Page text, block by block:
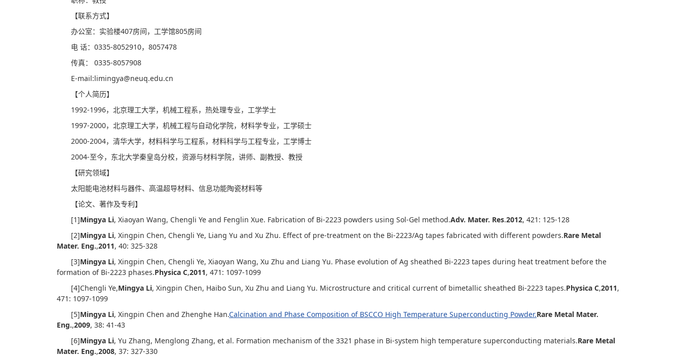
【联系方式】
办公室：实验楼407房间，工学馆805房间
电 话：0335-8052910，8057478
传真： 0335-8057908
E-mail:limingya@neuq.edu.cn
【个人简历】
1992-1996，北京理工大学，机械工程系，热处理专业，工学学士
1997-2000，北京理工大学，机械工程与自动化学院，材料学专业，工学硕士
2000-2004，清华大学，材料科学与工程系，材料科学与工程专业，工学博士
2004-至今，东北大学秦皇岛分校，资源与材料学院，讲师、副教授、教授
【研究领域】
太阳能电池材料与器件、高温超导材料、信息功能陶瓷材料等
【论文、著作及专利】
[1]Mingya Li, Xiaoyan Wang, Chengli Ye and Fenglin Xue. Fabrication of Bi-2223 powders using Sol-Gel method.Adv. Mater. Res.2012, 421: 125-128
[2]Mingya Li, Xingpin Chen, Chengli Ye, Liang Yu and Xu Zhu. Effect of pre-treatment on the Bi-2223/Ag tapes fabricated with different powders.Rare Metal
Mater. Eng.,2011, 40: 325-328
[3]Mingya Li, Xingpin Chen, Chengli Ye, Xiaoyan Wang, Xu Zhu and Liang Yu. Phase evolution of Ag sheathed Bi-2223 tapes during heat treatment before the
formation of Bi-2223 phases.Physica C,2011, 471: 1097-1099
[4]Chengli Ye,Mingya Li, Xingpin Chen, Haibo Sun, Xu Zhu and Liang Yu. Microstructure and critical current of bimetallic sheathed Bi-2223 tapes.Physica C,2011,
471: 1097-1099
[5]Mingya Li, Xingpin Chen and Zhenghe Han.Calcination and Phase Composition of BSCCO High Temperature Superconducting Powder.Rare Metal Mater.
Eng.,2009, 38: 41-43
[6]Mingya Li, Yu Zhang, Menglong Zhang, et al. Formation mechanism of the 3321 phase in Bi-system high temperature superconducting materials.Rare Metal
Mater. Eng.,2008, 37: 327-330